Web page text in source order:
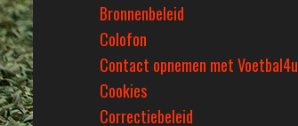
Bronnenbeleid
Colofon
Contact opnemen met Voetbal4u
Cookies
Correctiebeleid